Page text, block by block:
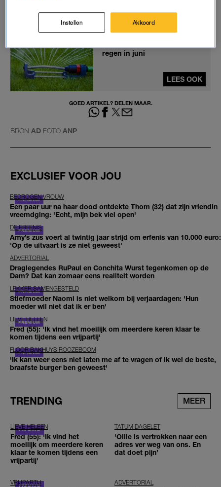
regen in juni
LEES OOK
GOED ARTIKEL? DELEN MAAR.
BRON AD FOTO ANP
EXCLUSIEF VOOR JOU
BEDROGEN VROUW
Een paar uur na haar dood ontdekte Thom (32) dat zijn vriendin
vreemdging: 'Echt, mijn bek viel open'
DE ERFENIS
Amy’s zus voert al twintig jaar strijd om erfenis van 10.000 euro:
'Op de uitvaart is ze niet geweest'
ADVERTORIAL
Draglegendes RuPaul en Conchita Wurst tegenkomen op de
Dam? Dat kan zomaar eens realiteit worden
LEKKER SAMENGESTELD
Stiefmoeder Naomi is niet welkom bij verjaardagen: 'Hun
moeder wil niet dat ik er ben'
LIEVE HELEEN
Fred (55): 'Ik vind het moeilijk om meerdere keren klaar te
komen tijdens een vrijpartij'
FLOOR BAKHUYS ROOZEBOOM
'Ik kan weer eens niet laten me af te vragen of ik wel de beste,
braafste burger ben geweest'
TRENDING MEER
LIEVE HELEEN
Fred (55): 'Ik vind het
moeilijk om meerdere keren
klaar te komen tijdens een
vrijpartij'
TATUM DAGELET
'Ollie is vertrokken naar een
adres ver weg van ons. En
dat doet pijn’
VRIJPARTIJ ADVERTORIAL
Instellen Akkoord